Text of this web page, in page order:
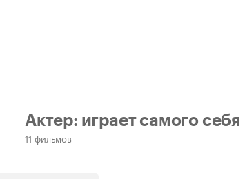
Актер: играет самого себя
11 фильмов